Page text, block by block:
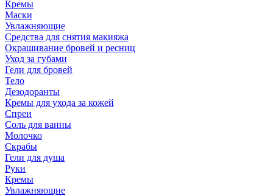
Кремы
Маски
Увлажняющие
Средства для снятия макияжа
Окрашивание бровей и ресниц
Уход за губами
Гели для бровей
Тело
Дезодоранты
Кремы для ухода за кожей
Спреи
Соль для ванны
Молочко
Скрабы
Гели для душа
Руки
Кремы
Увлажняющие